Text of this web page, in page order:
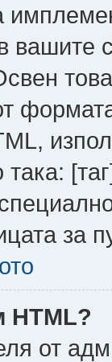
така:
за
HTML?
от